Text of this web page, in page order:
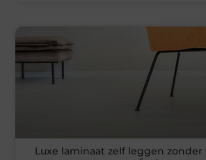
Luxe laminaat zelf leggen